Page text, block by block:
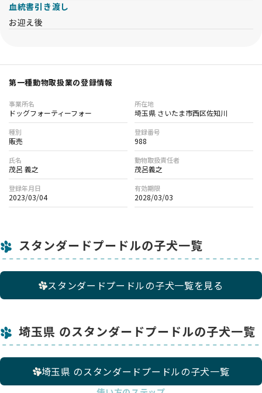
血統書引き渡し
お迎え後
第一種動物取扱業の登録情報
事業所名
ドッグフォーティーフォー
所在地
埼玉県 さいたま市西区佐知川
種別
販売
登録番号
988
氏名
茂呂 義之
動物取扱責任者
茂呂義之
登録年月日
2023/03/04
有効期限
2028/03/03
スタンダードプードルの子犬一覧
スタンダードプードルの子犬一覧を見る
埼玉県 のスタンダードプードルの子犬一覧
埼玉県 のスタンダードプードルの子犬一覧